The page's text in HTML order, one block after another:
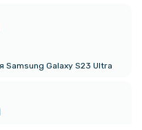
Samsung Galaxy S23 Ultra